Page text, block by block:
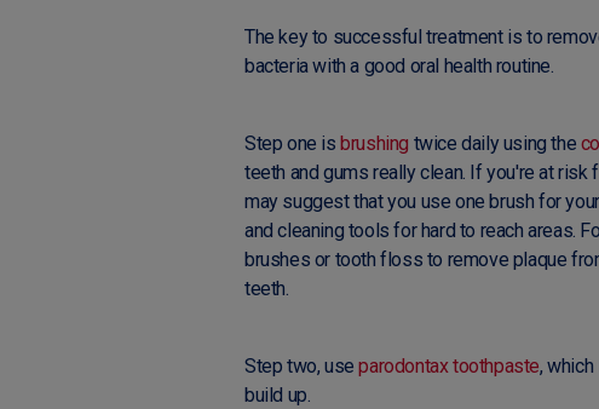
The key to successful treatment is to
bacteria with a good oral health routine.
Step one is brushing twice daily using the
teeth and gums really clean. If you're at
may suggest that you use one brush for
and cleaning tools for hard to reach areas.
brushes or tooth floss to remove plaque
teeth.
Step two, useparodontax toothpaste,
build up.